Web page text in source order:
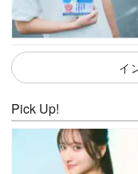
イ
Pick Up!